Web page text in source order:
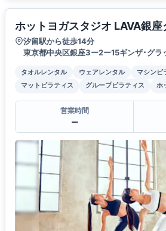
ホットヨガスタジオ LAVA銀座
汐留駅から徒歩14分
東京都中央区銀座3ー2ー15ギンザ･グラ
タオルレンタル ウェアレンタル
マシンピ
マットピラティス
グループピラティス ホ
営業時間
ー